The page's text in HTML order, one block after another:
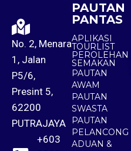
No. 2, Menara
1, Jalan
P5/6,
Presint 5,
62200
PUTRAJAYA
+603
PAUTAN
PANTAS
APLIKASI
TOURLIST
PEROLEHAN
SEMAKAN
PAUTAN
AWAM
PAUTAN
SWASTA
PAUTAN
PELANCONG
ADUAN &